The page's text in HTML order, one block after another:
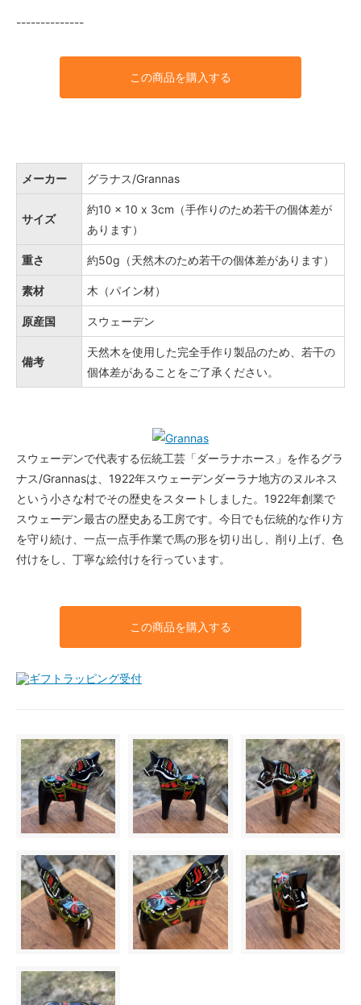
--------------
この商品を購入する
メーカー グラナス/Grannas
サイズ
約10 × 10 x 3cm（手作りのため若干の個体差が
あります）
重さ 約50g（天然木のため若干の個体差があります）
素材 木（パイン材）
原産国 スウェーデン
備考
天然木を使用した完全手作り製品のため、若干の
個体差があることをご了承ください。
スウェーデンで代表する伝統工芸「ダーラナホース」を作るグラ
ナス/Grannasは、1922年スウェーデンダーラナ地方のヌルネス
という小さな村でその歴史をスタートしました。1922年創業で
スウェーデン最古の歴史ある工房です。今日でも伝統的な作り方
を守り続け、一点一点手作業で馬の形を切り出し、削り上げ、色
付けをし、丁寧な絵付けを行っています。
この商品を購入する